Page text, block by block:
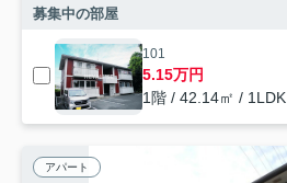
募集中の部屋
101
5.15万円
1階 / 42.14㎡ / 1LDK
アパート